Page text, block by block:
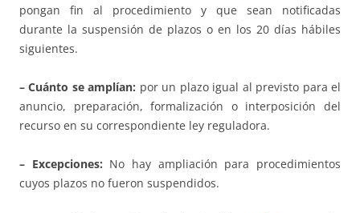
pongan fin al procedimiento y que sean notificadas
durante la suspensión de plazos o en los 20 días hábiles
siguientes.
– Cuánto se amplían: por un plazo igual al previsto para el
anuncio, preparación, formalización o interposición del
recurso en su correspondiente ley reguladora.
– Excepciones: No hay ampliación para procedimientos
cuyos plazos no fueron suspendidos.